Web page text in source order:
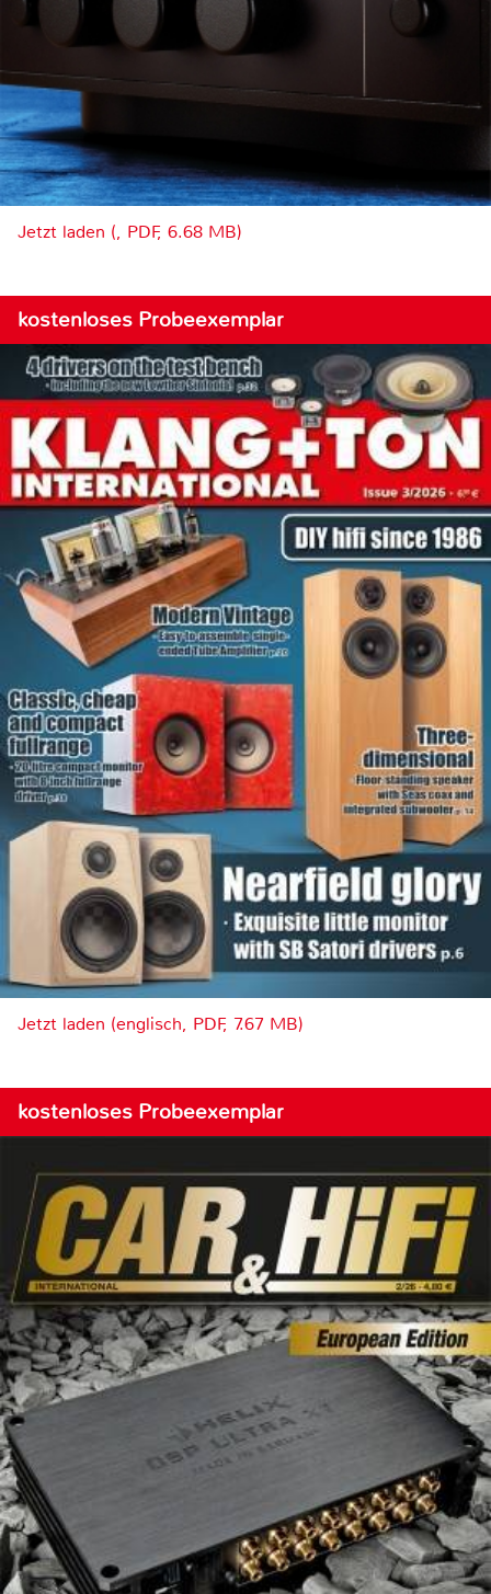
Jetzt laden (, PDF, 6.68 MB)
kostenloses Probeexemplar
Jetzt laden (englisch, PDF, 7.67 MB)
kostenloses Probeexemplar